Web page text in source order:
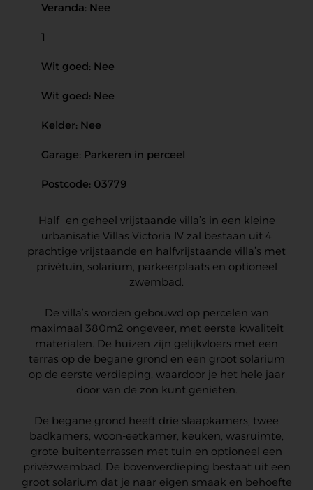
Veranda: Nee
1
Wit goed: Nee
Wit goed: Nee
Kelder: Nee
Garage: Parkeren in perceel
Postcode: 03779
Half- en geheel vrijstaande villa’s in een kleine
urbanisatie Villas Victoria IV zal bestaan uit 4
prachtige vrijstaande en halfvrijstaande villa’s met
privétuin, solarium, parkeerplaats en optioneel
zwembad.
De villa’s worden gebouwd op percelen van
maximaal 380m2 ongeveer, met eerste kwaliteit
materialen. De huizen zijn gelijkvloers met een
terras op de begane grond en een groot solarium
op de eerste verdieping, waardoor je het hele jaar
door van de zon kunt genieten.
De begane grond heeft drie slaapkamers, twee
badkamers, woon-eetkamer, keuken, wasruimte,
grote buitenterrassen met tuin en optioneel een
privézwembad. De bovenverdieping bestaat uit een
groot solarium dat je naar eigen smaak en behoefte